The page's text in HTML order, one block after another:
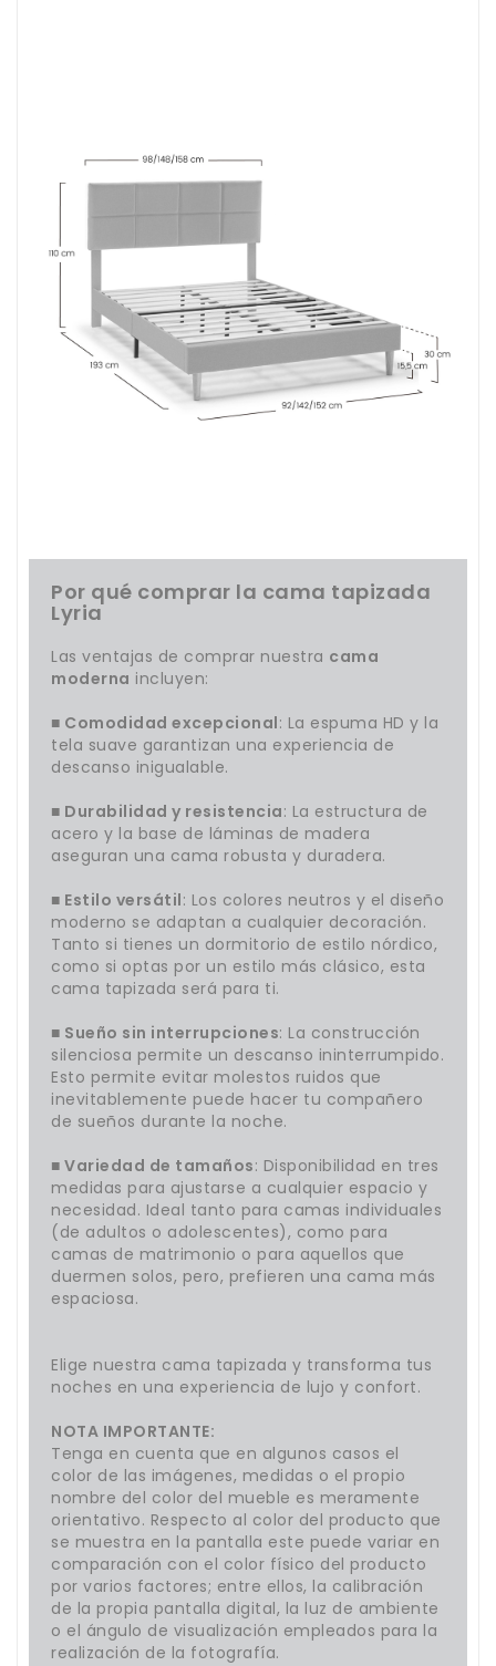
Por qué comprar la cama tapizada
Lyria
Las ventajas de comprar nuestra cama
moderna incluyen:
■ Comodidad excepcional: La espuma HD y la
tela suave garantizan una experiencia de
descanso inigualable.
■ Durabilidad y resistencia: La estructura de
acero y la base de láminas de madera
aseguran una cama robusta y duradera.
■ Estilo versátil: Los colores neutros y el diseño
moderno se adaptan a cualquier decoración.
Tanto si tienes un dormitorio de estilo nórdico,
como si optas por un estilo más clásico, esta
cama tapizada será para ti.
■ Sueño sin interrupciones: La construcción
silenciosa permite un descanso ininterrumpido.
Esto permite evitar molestos ruidos que
inevitablemente puede hacer tu compañero
de sueños durante la noche.
■ Variedad de tamaños: Disponibilidad en tres
medidas para ajustarse a cualquier espacio y
necesidad. Ideal tanto para camas individuales
(de adultos o adolescentes), como para
camas de matrimonio o para aquellos que
duermen solos, pero, prefieren una cama más
espaciosa.
Elige nuestra cama tapizada y transforma tus
noches en una experiencia de lujo y confort.
NOTA IMPORTANTE:
Tenga en cuenta que en algunos casos el
color de las imágenes, medidas o el propio
nombre del color del mueble es meramente
orientativo. Respecto al color del producto que
se muestra en la pantalla este puede variar en
comparación con el color físico del producto
por varios factores; entre ellos, la calibración
de la propia pantalla digital, la luz de ambiente
o el ángulo de visualización empleados para la
realización de la fotografía.